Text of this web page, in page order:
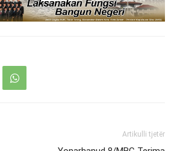
Artikulli tjetër